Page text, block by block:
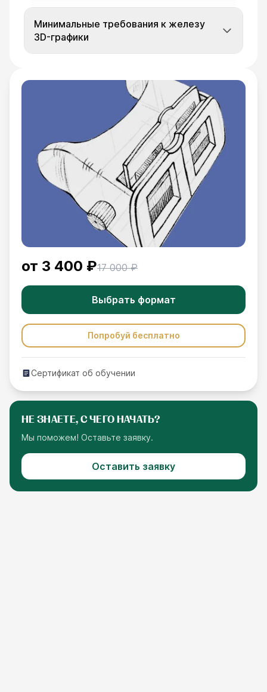
Минимальные требования к железу
3D-графики
от 3 400 ₽17 000 ₽
Выбрать формат
Попробуй бесплатно
Сертификат об обучении
НЕ ЗНАЕТЕ, С ЧЕГО НАЧАТЬ?
Мы поможем! Оставьте заявку.
Оставить заявку